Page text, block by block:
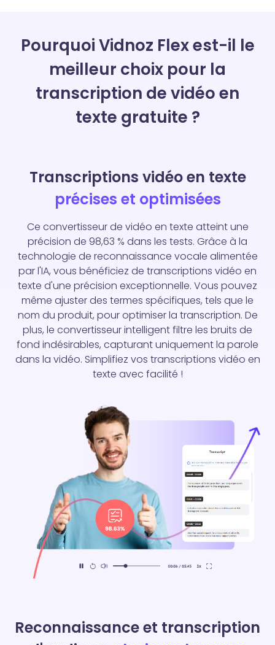
Pourquoi Vidnoz Flex est-il le
meilleur choix pour la
transcription de vidéo en
texte gratuite ?
Transcriptions vidéo en texte
précises et optimisées
Ce convertisseur de vidéo en texte atteint une
précision de 98,63 % dans les tests. Grâce à la
technologie de reconnaissance vocale alimentée
par l'IA, vous bénéficiez de transcriptions vidéo en
texte d'une précision exceptionnelle. Vous pouvez
même ajuster des termes spécifiques, tels que le
nom du produit, pour optimiser la transcription. De
plus, le convertisseur intelligent filtre les bruits de
fond indésirables, capturant uniquement la parole
dans la vidéo. Simplifiez vos transcriptions vidéo en
texte avec facilité !
Reconnaissance et transcription